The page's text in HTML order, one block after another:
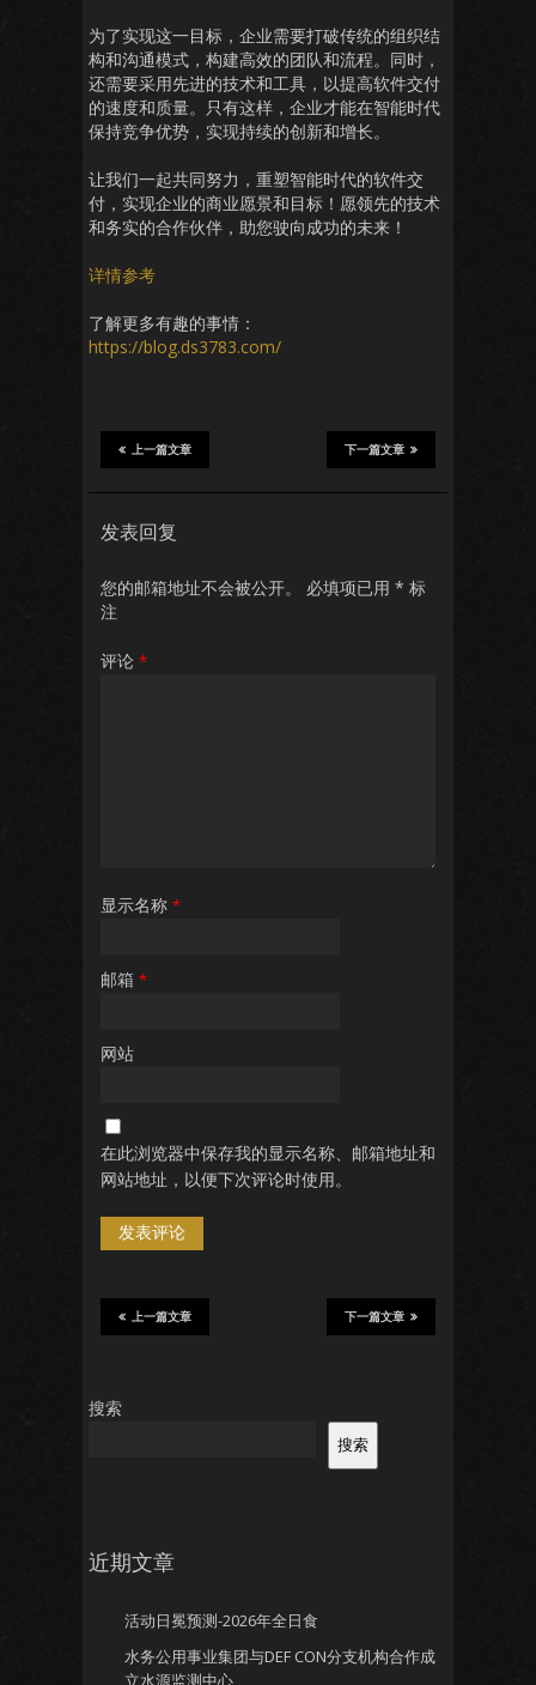
为了实现这一目标，企业需要打破传统的组织结
构和沟通模式，构建高效的团队和流程。同时，
还需要采用先进的技术和工具，以提高软件交付
的速度和质量。只有这样，企业才能在智能时代
保持竞争优势，实现持续的创新和增长。
让我们一起共同努力，重塑智能时代的软件交
付，实现企业的商业愿景和目标！愿领先的技术
和务实的合作伙伴，助您驶向成功的未来！
详情参考
了解更多有趣的事情：
https://blog.ds3783.com/
下一篇文章
上一篇文章
发表回复
您的邮箱地址不会被公开。 必填项已用 * 标
注
评论 *
显示名称 *
邮箱 *
网站
在此浏览器中保存我的显示名称、邮箱地址和
网站地址，以便下次评论时使用。
下一篇文章
上一篇文章
搜索
搜索
近期文章
活动日冕预测-2026年全日食
水务公用事业集团与DEF CON分支机构合作成
立水源监测中心